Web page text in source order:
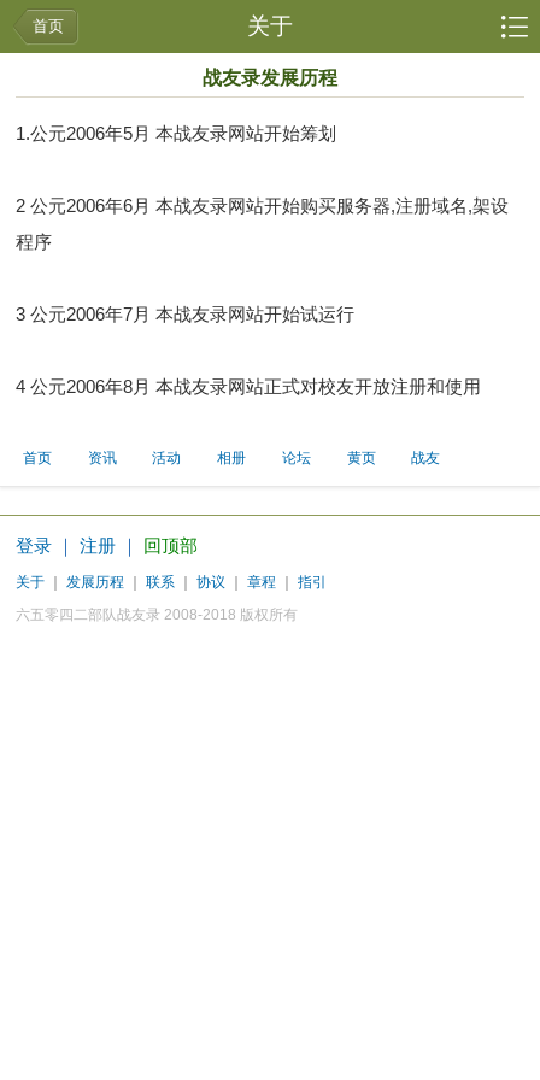
首页 关于
战友录发展历程
1.公元2006年5月 本战友录网站开始筹划
2 公元2006年6月 本战友录网站开始购买服务器,注册域名,架设
程序
3 公元2006年7月 本战友录网站开始试运行
4 公元2006年8月 本战友录网站正式对校友开放注册和使用
首页 资讯 活动 相册 论坛 黄页 战友
登录 ｜ 注册 ｜ 回顶部
关于 发展历程 联系 协议 章程
指引
六五零四二部队战友录 2008-2018 版权所有